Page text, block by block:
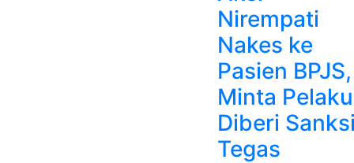
Nirempati
Nakes ke
Pasien BPJS,
Minta Pelaku
Diberi
Tegas